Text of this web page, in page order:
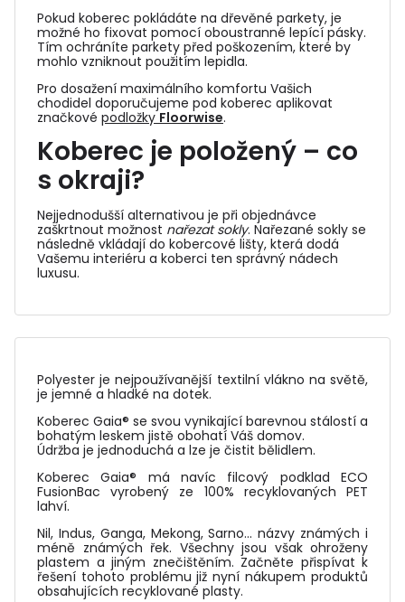
Pokud koberec pokládáte na dřevěné parkety, je
možné ho fixovat pomocí oboustranné lepící pásky.
Tím ochráníte parkety před poškozením, které by
mohlo vzniknout použitím lepidla.
Pro dosažení maximálního komfortu Vašich
chodidel doporučujeme pod koberec aplikovat
značkové podložky Floorwise.
Koberec je položený – co
s okraji?
Nejjednodušší alternativou je při objednávce
zaškrtnout možnost nařezat sokly. Nařezané sokly se
následně vkládají do kobercové lišty, která dodá
Vašemu interiéru a koberci ten správný nádech
luxusu.
Polyester je nejpoužívanější textilní vlákno na světě,
je jemné a hladké na dotek.
Koberec Gaia® se svou vynikající barevnou stálostí a
bohatým leskem jistě obohatí Váš domov.
Údržba je jednoduchá a lze je čistit bělidlem.
Koberec Gaia® má navíc filcový podklad ECO
FusionBac vyrobený ze 100% recyklovaných PET
lahví.
Nil, Indus, Ganga, Mekong, Sarno... názvy známých i
méně známých řek. Všechny jsou však ohroženy
plastem a jiným znečištěním. Začněte přispívat k
řešení tohoto problému již nyní nákupem produktů
obsahujících recyklované plasty.